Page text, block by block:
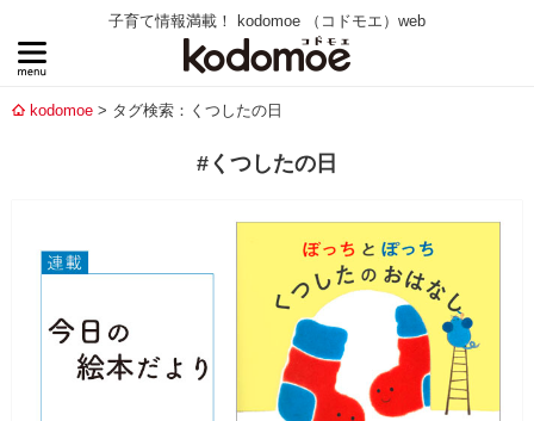
子育て情報満載！ kodomoe （コドモエ）web
kodomoe タグ検索：くつしたの日
#くつしたの日